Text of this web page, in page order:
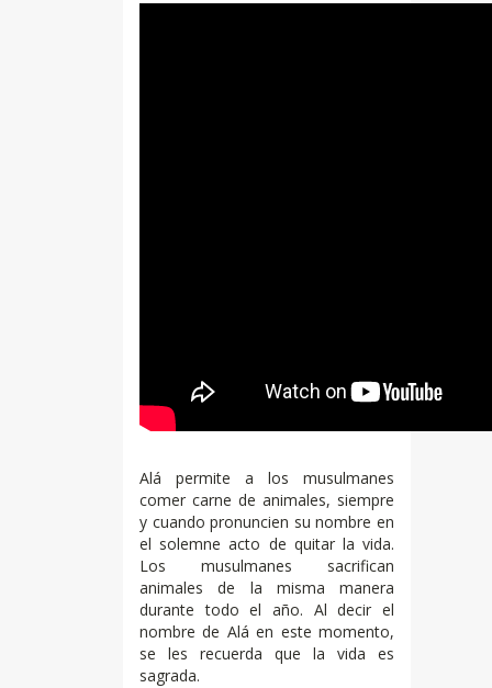
Alá permite a los musulmanes
comer carne de animales, siempre
y cuando pronuncien su nombre en
el solemne acto de quitar la vida.
Los musulmanes sacrifican
animales de la misma manera
durante todo el año. Al decir el
nombre de Alá en este momento,
se les recuerda que la vida es
sagrada.